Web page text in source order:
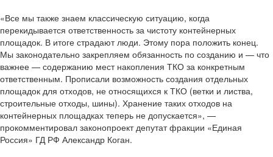
«Все мы также знаем классическую ситуацию, когда
перекидывается ответственность за чистоту контейнерных
площадок. В итоге страдают люди. Этому пора положить конец.
Мы законодательно закрепляем обязанность по созданию и — что
важнее — содержанию мест накопления ТКО за конкретным
ответственным. Прописали возможность создания отдельных
площадок для отходов, не относящихся к ТКО (ветки и листва,
строительные отходы, шины). Хранение таких отходов на
контейнерных площадках теперь не допускается», —
прокомментировал законопроект депутат фракции «Единая
Россия» ГД РФ Александр Коган.